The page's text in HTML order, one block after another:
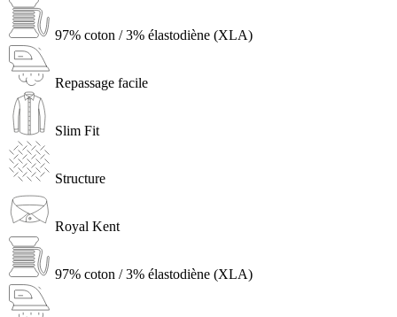
97% coton / 3% élastodiène (XLA)
Repassage facile
Slim Fit
Structure
Royal Kent
97% coton / 3% élastodiène (XLA)